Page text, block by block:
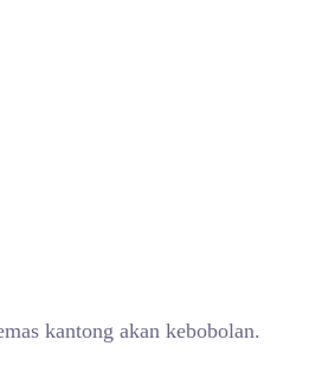
kantong akan kebobolan.